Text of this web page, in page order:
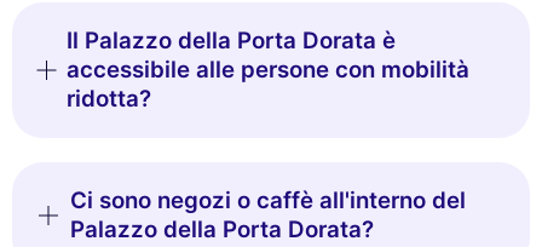
Il Palazzo della Porta Dorata è
accessibile alle persone con mobilità
ridotta?
Ci sono negozi o caffè all'interno del
Palazzo della Porta Dorata?